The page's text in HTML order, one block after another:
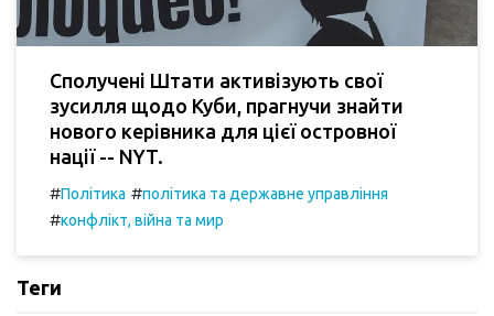
Сполучені Штати активізують свої
зусилля щодо Куби, прагнучи знайти
нового керівника для цієї островної
нації -- NYT.
#Політика #політика та державне управління
#конфлікт, війна та мир
Теги